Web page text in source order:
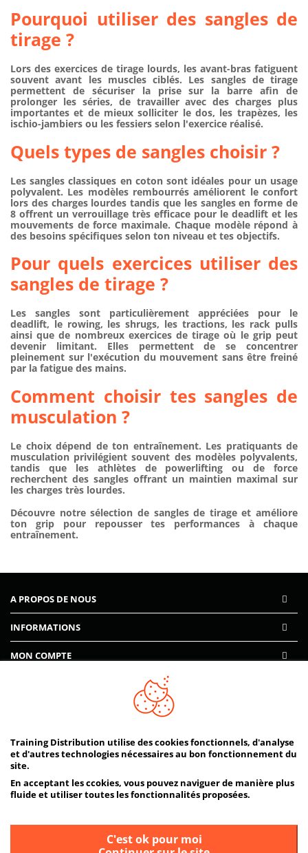
Pourquoi utiliser des sangles de
tirage ?
Lors des exercices de tirage lourds, les avant-bras fatiguent
souvent avant les muscles ciblés. Les sangles de tirage
permettent de sécuriser la prise sur la barre afin de
prolonger les séries, de travailler avec des charges plus
importantes et de mieux solliciter le dos, les trapèzes, les
ischio-jambiers ou les fessiers selon l'exercice réalisé.
Quels types de sangles choisir ?
Les sangles classiques en coton sont idéales pour un usage
polyvalent. Les modèles rembourrés améliorent le confort
lors des charges lourdes tandis que les sangles en forme de
8 offrent un verrouillage très efficace pour le deadlift et les
mouvements de force maximale. Chaque modèle répond à
des besoins spécifiques selon ton niveau et tes objectifs.
Pour quels exercices utiliser des
sangles de tirage ?
Les sangles sont particulièrement appréciées pour le
deadlift, le rowing, les shrugs, les tractions, les rack pulls
ainsi que de nombreux exercices de tirage où le grip peut
devenir limitant. Elles permettent de se concentrer
pleinement sur l'exécution du mouvement sans être freiné
par la fatigue des mains.
Comment choisir tes sangles de
musculation ?
Le choix dépend de ton entraînement. Les pratiquants de
musculation privilégient souvent des modèles polyvalents,
tandis que les athlètes de powerlifting ou de force
recherchent des sangles offrant un maintien maximal sur
les charges très lourdes.
Découvre notre sélection de sangles de tirageet améliore
ton grip pour repousser tes performances à chaque
entraînement.
A PROPOS DE NOUS
INFORMATIONS
MON COMPTE
Training Distribution utilise des cookies fonctionnels, d'analyse
et d'autres technologies nécessaires au bon fonctionnement du
site.
En acceptant les ccokies, vous pouvez naviguer de manière plus
fluide et utiliser toutes les fonctionnalités proposées.
C'est ok pour moi